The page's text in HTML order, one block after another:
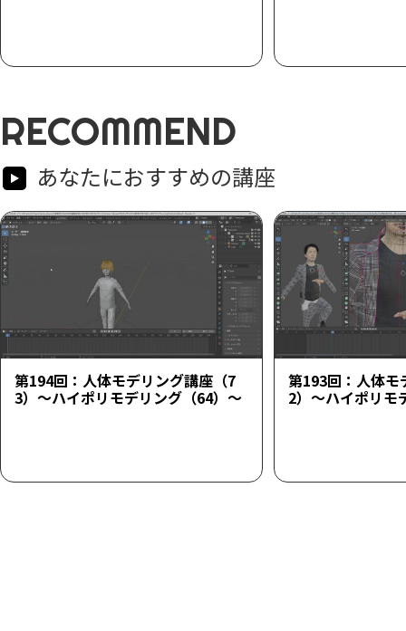
RECOMMEND
あなたにおすすめの講座
第194回：人体モデリング講座（7
3）～ハイポリモデリング（64）～
第193回：人体モ
2）～ハイポリモ